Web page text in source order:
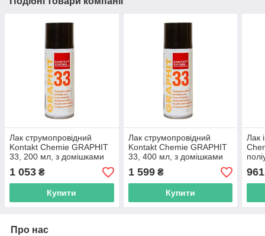
Лак струмопровідний
Kontakt Chemie GRAPHIT
33, 200 мл, з домішками
графітового порошку
1 053 ₴
Купити
Лак струмопровідний
Kontakt Chemie GRAPHIT
33, 400 мл, з домішками
графітового порошку
1 599₴
Купити
Лак
961
Про нас